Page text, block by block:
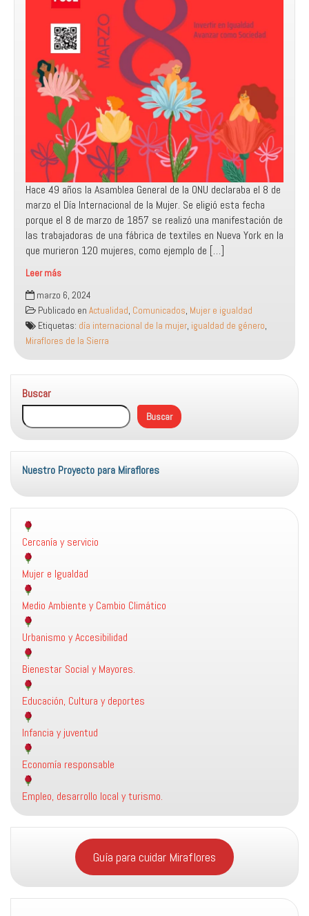
Hace 49 años la Asamblea General de la ONU declaraba el 8 de
marzo el Día Internacional de la Mujer. Se eligió esta fecha
porque el 8 de marzo de 1857 se realizó una manifestación de
las trabajadoras de una fábrica de textiles en Nueva York en la
que murieron 120 mujeres, como ejemplo de […]
Leer más
La
igualdad
entre
hombres
y
mujeres
es
imprescindible
para
una
democracia
plena
marzo 6, 2024
Publicado en Actualidad, Comunicados, Mujer e igualdad
Etiquetas: día internacional de la mujer, igualdad de género,
Miraflores de la Sierra
Buscar
Buscar
Nuestro Proyecto para Miraflores
Cercanía y servicio
Mujer e Igualdad
Medio Ambiente y Cambio Climático
Urbanismo y Accesibilidad
Bienestar Social y Mayores.
Educación, Cultura y deportes
Infancia y juventud
Economía responsable
Empleo, desarrollo local y turismo.
Guía para cuidar Miraflores